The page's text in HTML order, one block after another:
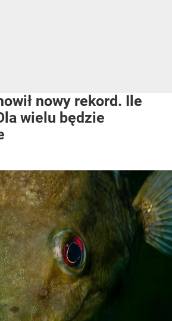
nowy rekord. Ile
wielu będzie